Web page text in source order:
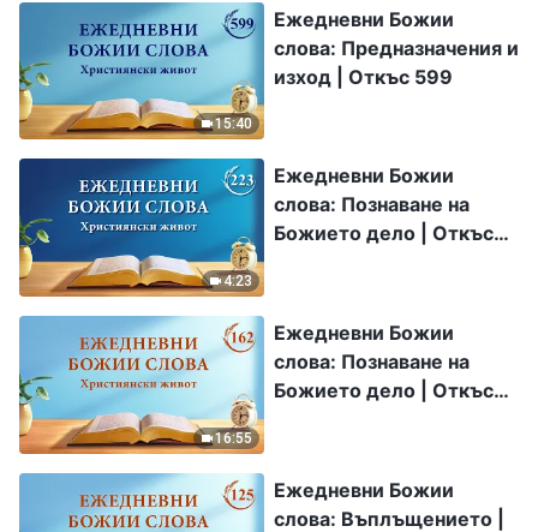
15:40
Ежедневни Божии
слова: Предназначения и
изход | Откъс 599
4:23
Ежедневни Божии
слова: Познаване на
Божието дело | Откъс
16:55
Ежедневни Божии
слова: Познаване на
Божието дело | Откъс
Ежедневни Божии
слова: Въплъщението |